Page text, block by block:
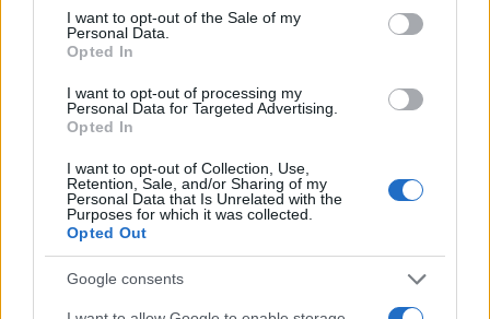
consent section.
I want to opt-out of the Sale of my
Personal Data.
Opted In
I want to opt-out of processing my
Personal Data for Targeted Advertising.
Opted In
I want to opt-out of Collection, Use,
Retention, Sale, and/or Sharing of my
Personal Data that Is Unrelated with the
Purposes for which it was collected.
Opted Out
Google consents
Τι υποστηρίζει η Ζωή Κωνσταντοπούλου
Η πρόεδρος της Πλεύσης Ελευθερίας έγραψε σε